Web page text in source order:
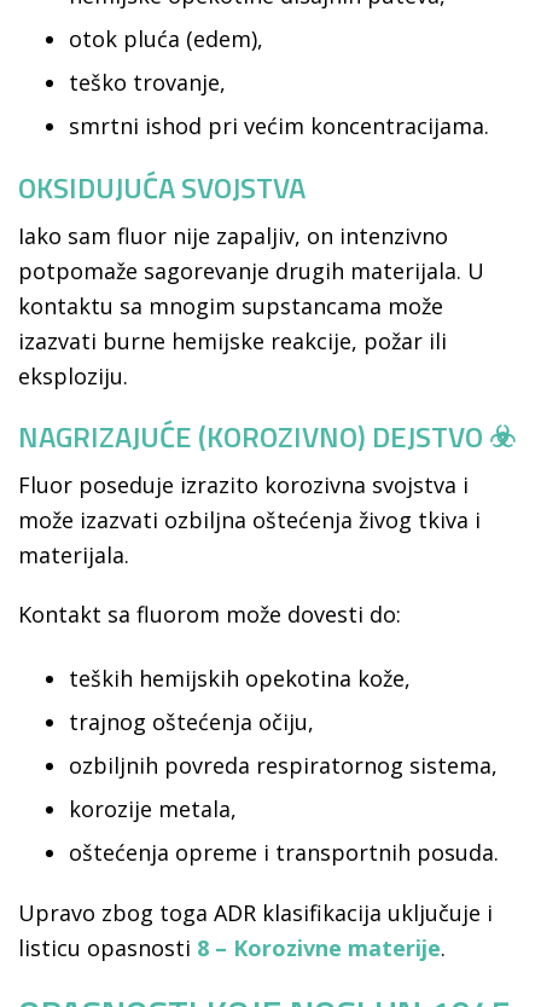
otok pluća (edem),
teško trovanje,
smrtni ishod pri većim koncentracijama.
OKSIDUJUĆA SVOJSTVA
Iako sam fluor nije zapaljiv, on intenzivno
potpomaže sagorevanje drugih materijala. U
kontaktu sa mnogim supstancama može
izazvati burne hemijske reakcije, požar ili
eksploziju.
NAGRIZAJUĆE (KOROZIVNO) DEJSTVO ☣️
Fluor poseduje izrazito korozivna svojstva i
može izazvati ozbiljna oštećenja živog tkiva i
materijala.
Kontakt sa fluorom može dovesti do:
teških hemijskih opekotina kože,
trajnog oštećenja očiju,
ozbiljnih povreda respiratornog sistema,
korozije metala,
oštećenja opreme i transportnih posuda.
Upravo zbog toga ADR klasifikacija uključuje i
listicu opasnosti 8 – Korozivne materije.